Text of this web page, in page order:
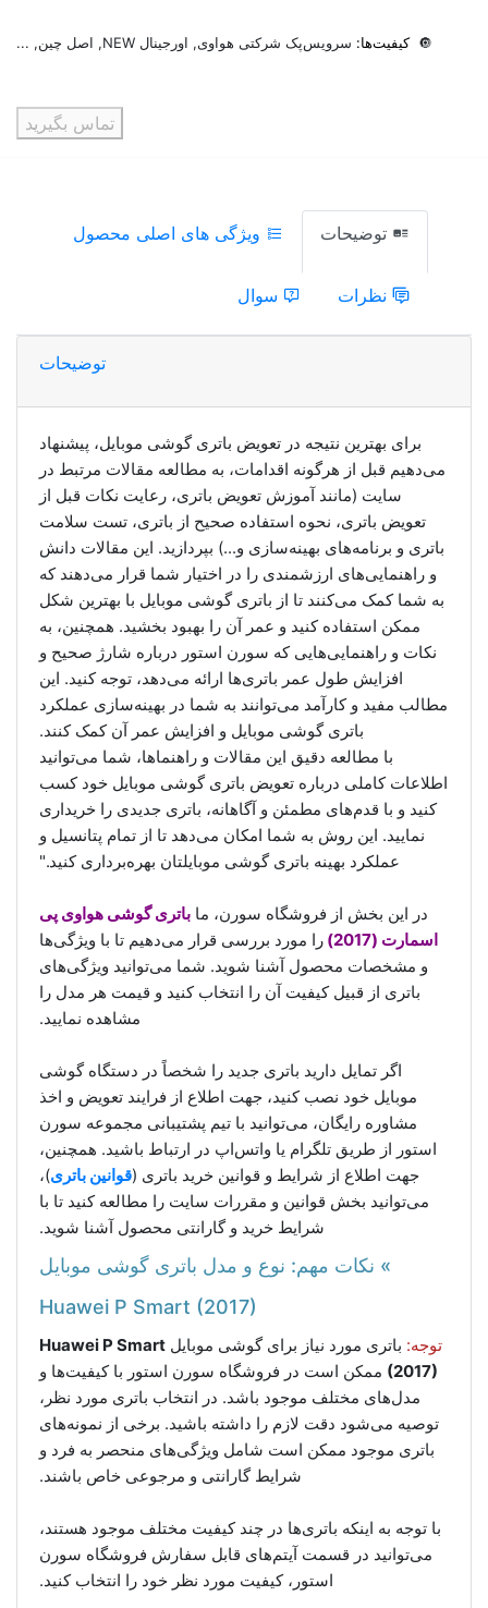
🔘کیفیت‌ها: سرویس‌پک شرکتی هواوی, اورجینال NEW, اصل چین, ...
تماس بگیرید
توضیحات ویژگی های اصلی محصول
نظرات سوال
توضیحات
برای بهترین نتیجه در تعویض باتری گوشی موبایل، پیشنهاد
می‌دهیم قبل از هرگونه اقدامات، به مطالعه مقالات مرتبط در
سایت (مانند آموزش تعویض باتری، رعایت نکات قبل از
تعویض باتری، نحوه استفاده صحیح از باتری، تست سلامت
باتری و برنامه‌های بهینه‌سازی و...) بپردازید. این مقالات دانش
و راهنمایی‌های ارزشمندی را در اختیار شما قرار می‌دهند که
به شما کمک می‌کنند تا از باتری گوشی موبایل با بهترین شکل
ممکن استفاده کنید و عمر آن را بهبود بخشید. همچنین، به
نکات و راهنمایی‌هایی که سورن استور درباره شارژ صحیح و
افزایش طول عمر باتری‌ها ارائه می‌دهد، توجه کنید. این
مطالب مفید و کارآمد می‌توانند به شما در بهینه‌سازی عملکرد
باتری گوشی موبایل و افزایش عمر آن کمک کنند.
با مطالعه دقیق این مقالات و راهنماها، شما می‌توانید
اطلاعات کاملی درباره تعویض باتری گوشی موبایل خود کسب
کنید و با قدم‌های مطمئن و آگاهانه، باتری جدیدی را خریداری
نمایید. این روش به شما امکان می‌دهد تا از تمام پتانسیل و
عملکرد بهینه باتری گوشی موبایلتان بهره‌برداری کنید."
در این بخش از فروشگاه سورن، ما باتری گوشی هواوی پی
اسمارت (2017)
را مورد بررسی قرار می‌دهیم تا با ویژگی‌ها
و مشخصات محصول آشنا شوید. شما می‌توانید ویژگی‌های
باتری از قبیل کیفیت آن را انتخاب کنید و قیمت هر مدل را
مشاهده نمایید.
اگر تمایل دارید باتری جدید را شخصاً در دستگاه گوشی
موبایل خود نصب کنید، جهت اطلاع از فرایند تعویض و اخذ
مشاوره رایگان، می‌توانید با تیم پشتیبانی مجموعه سورن
استور از طریق تلگرام یا واتس‌اپ در ارتباط باشید. همچنین،
جهت اطلاع از شرایط و قوانین خرید باتری (قوانین باتری)،
می‌توانید بخش قوانین و مقررات سایت را مطالعه کنید تا با
شرایط خرید و گارانتی محصول آشنا شوید.
» نکات مهم: نوع و مدل باتری گوشی موبایل
Huawei P Smart (2017)
توجه: باتری مورد نیاز برای گوشی موبایل Huawei P Smart
(2017) ممکن است در فروشگاه سورن استور با کیفیت‌ها و
مدل‌های مختلف موجود باشد. در انتخاب باتری مورد نظر،
توصیه می‌شود دقت لازم را داشته باشید. برخی از نمونه‌های
باتری موجود ممکن است شامل ویژگی‌های منحصر به فرد و
شرایط گارانتی و مرجوعی خاص باشند.
با توجه به اینکه باتری‌ها در چند کیفیت مختلف موجود هستند،
می‌توانید در قسمت آیتم‌های قابل سفارش فروشگاه سورن
استور، کیفیت مورد نظر خود را انتخاب کنید.